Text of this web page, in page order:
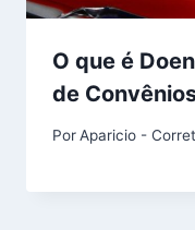
O que é
de
PorAparicio -